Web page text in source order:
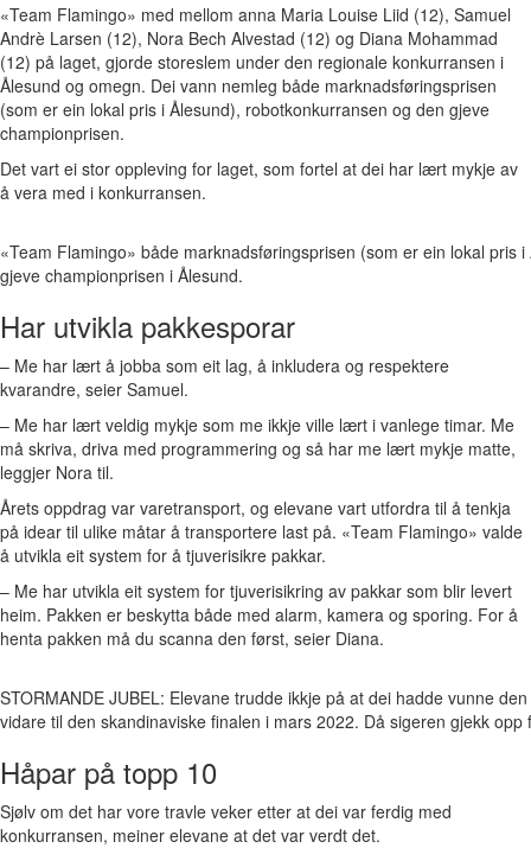
«Team Flamingo» med mellom anna Maria Louise Liid (12), Samuel
Andrè Larsen (12), Nora Bech Alvestad (12) og Diana Mohammad
(12) på laget, gjorde storeslem under den regionale konkurransen i
Ålesund og omegn. Dei vann nemleg både marknadsføringsprisen
(som er ein lokal pris i Ålesund), robotkonkurransen og den gjeve
championprisen.
Det vart ei stor oppleving for laget, som fortel at dei har lært mykje av
å vera med i konkurransen.
«Team Flamingo» både marknadsføringsprisen (som er ein lokal pris
gjeve championprisen i Ålesund.
Har utvikla pakkesporar
– Me har lært å jobba som eit lag, å inkludera og respektere
kvarandre, seier Samuel.
– Me har lært veldig mykje som me ikkje ville lært i vanlege timar. Me
må skriva, driva med programmering og så har me lært mykje matte,
leggjer Nora til.
Årets oppdrag var varetransport, og elevane vart utfordra til å tenkja
på idear til ulike måtar å transportere last på. «Team Flamingo» valde
å utvikla eit system for å tjuverisikre pakkar.
– Me har utvikla eit system for tjuverisikring av pakkar som blir levert
heim. Pakken er beskytta både med alarm, kamera og sporing. For å
henta pakken må du scanna den først, seier Diana.
STORMANDE JUBEL: Elevane trudde ikkje på at dei hadde vunne
vidare til den skandinaviske finalen i mars 2022. Då sigeren gjekk
Håpar på topp 10
Sjølv om det har vore travle veker etter at dei var ferdig med
konkurransen, meiner elevane at det var verdt det.